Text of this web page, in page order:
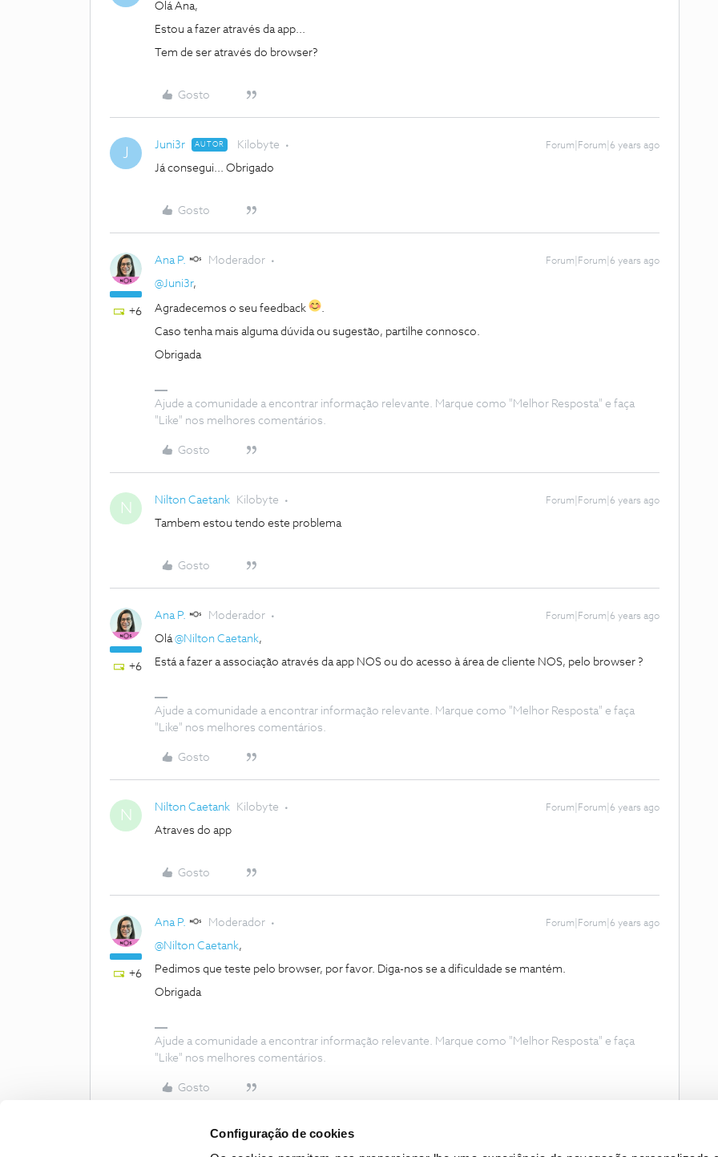
Configuração de cookies
Olá Ana,
Estou a fazer através da app...
Tem de ser através do browser?
Gosto
J Juni3r AUTOR Kilobyte Forum|Forum|6 years ago
Já consegui... Obrigado
Gosto
+6
Ana P. Moderador Forum|Forum|6 years ago
@Juni3r,
Agradecemos o seu feedback .
Caso tenha mais alguma dúvida ou sugestão, partilhe connosco.
Obrigada
Ajude a comunidade a encontrar informação relevante. Marque como "Melhor Resposta" e faça
"Like" nos melhores comentários.
Gosto
N Nilton Caetank Kilobyte Forum|Forum|6 years ago
Tambem estou tendo este problema
Gosto
+6
Ana P. Moderador Forum|Forum|6 years ago
Olá@Nilton Caetank,
Está a fazer a associação através da app NOS ou do acesso à área de cliente NOS, pelo browser ?
Ajude a comunidade a encontrar informação relevante. Marque como "Melhor Resposta" e faça
"Like" nos melhores comentários.
Gosto
N Nilton Caetank Kilobyte Forum|Forum|6 years ago
Atraves do app
Gosto
+6
Ana P. Moderador Forum|Forum|6 years ago
@Nilton Caetank,
Pedimos que teste pelo browser, por favor. Diga-nos se a dificuldade se mantém.
Obrigada
Ajude a comunidade a encontrar informação relevante. Marque como "Melhor Resposta" e faça
"Like" nos melhores comentários.
Gosto